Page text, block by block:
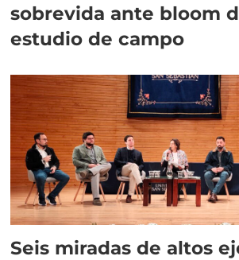
sobrevida ante bloom
estudio de campo
Seis miradas de altos